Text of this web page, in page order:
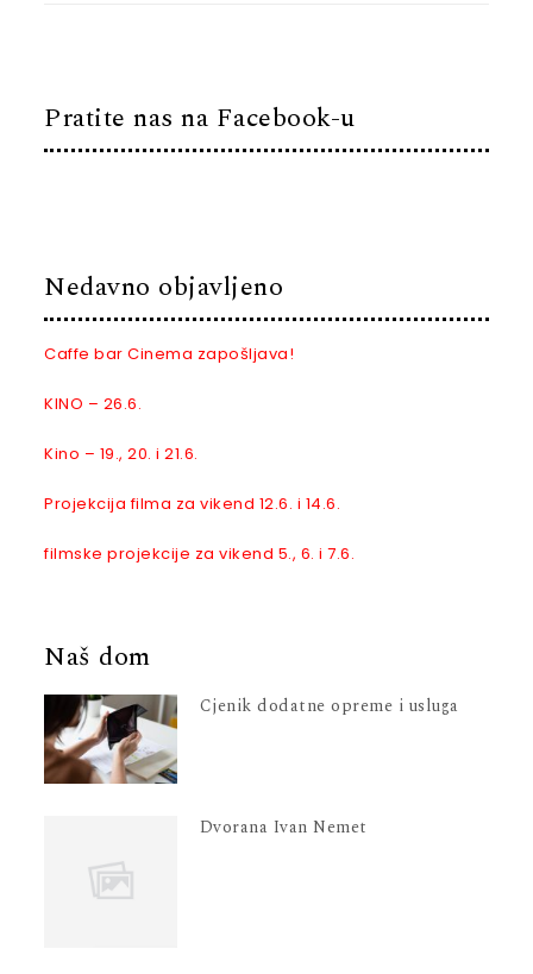
Pratite nas na Facebook-u
Nedavno objavljeno
Caffe bar Cinema zapošljava!
KINO – 26.6.
Kino – 19., 20. i 21.6.
Projekcija filma za vikend 12.6. i 14.6.
filmske projekcije za vikend 5., 6. i 7.6.
Naš dom
Cjenik dodatne opreme i usluga
Dvorana Ivan Nemet